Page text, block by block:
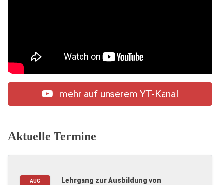
mehr auf unserem YT-Kanal
Aktuelle Termine
AUG
Lehrgang zur Ausbildung von